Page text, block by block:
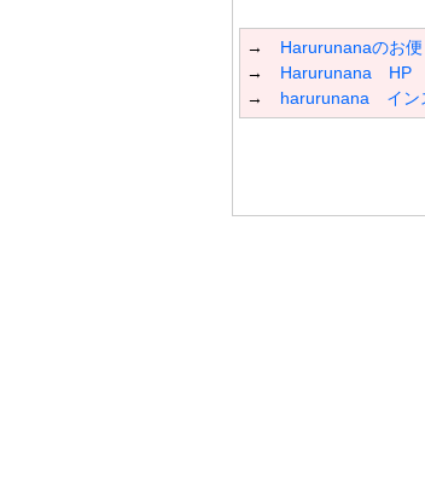
→ Harurunanaのお便
→ Harurunana HP
→ harurunana イン